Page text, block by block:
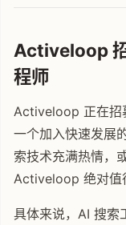
Activeloop
程师
Activeloop 正在招
一个加入快速发展
索技术充满热情，
Activeloop 绝对值
具体来说，AI 搜索